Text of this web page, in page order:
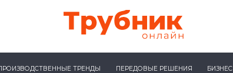
ТРЕНДЫ ПЕРЕДОВЫЕ РЕШЕНИЯ БИЗНЕС